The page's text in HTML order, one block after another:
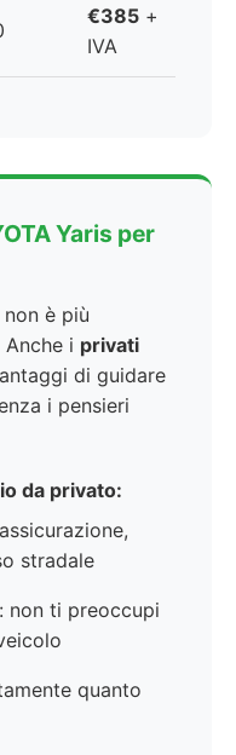
€385 +
IVA
Yaris per
è più
i privati
di guidare
i pensieri
da privato:
stradale
: non ti preoccupi
quanto